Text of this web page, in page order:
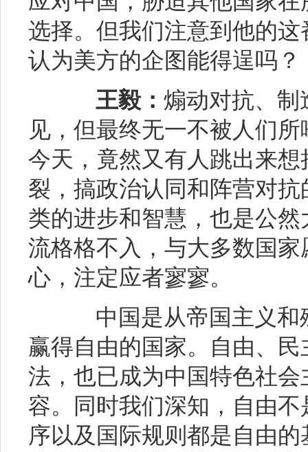
选择。但我们注意到他的
认为美方的企图能得逞吗？
王毅： 煽动对抗、制
见，但最终无一不被人们
今天，竟然又有人跳出来
裂，搞政治认同和阵营对
类的进步和智慧，也是公
流格格不入，与大多数国
心，注定应者寥寥。
中国是从帝国主义和
赢得自由的国家。自由、
法，也已成为中国特色社
容。同时我们深知，自由
序以及国际规则都是自由